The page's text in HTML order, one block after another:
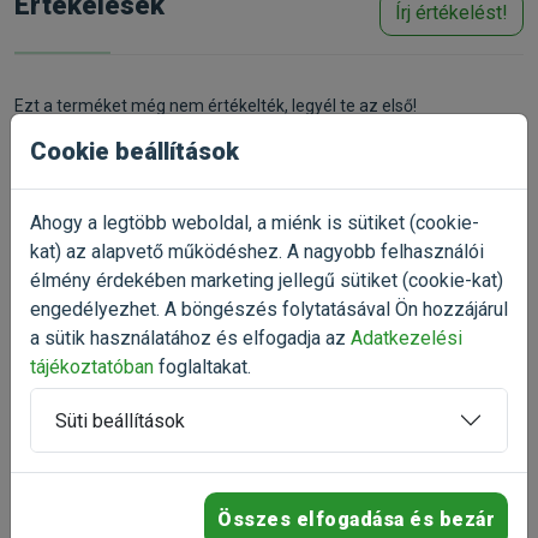
Négy az egyben kombináció tartalma:
• Nyugtató Komplex®, Zöld Tea Őrlemény (L-teanin), L-
• 30 perccel a várható stressz előtt alkalmazza, napokon át
amíg, fennáll a stresszhelyzet.
• Kiegészítő takarmány macskák és kutyák részére.
Jellemzők:
• Ízletes rágótabletták a stresszel összefüggő viselkedési
problémák csökkentésére.
Összetétel:
Búza, kukoricapehely, glicerin, lenmag, glükózmelasz, szója
olaj, csirke fehérje (3%),Peptidyss® (halfehérje, hidrolizált)
(2,3%), kazein (0,7%).
Írj értékelést!
Ezt a terméket még nem értékelték, legyél te az első!
Értékelés írása
Talán ezek is
érdekelnek
-20%
GimCat Malt Every Day Tabs
szőroldó tabletta macskáknak
(4)
Kiszerelés: 40g / Zacskó
Cookie beállítások
Ahogy a legtöbb weboldal, a miénk is sütiket (cookie-
kat) az alapvető működéshez. A nagyobb felhasználói
élmény érdekében marketing jellegű sütiket (cookie-kat)
engedélyezhet. A böngészés folytatásával Ön hozzájárul
a sütik használatához és elfogadja az Adatkezelési
tájékoztatóban foglaltakat.
Süti beállítások
Összes elfogadása és bezár